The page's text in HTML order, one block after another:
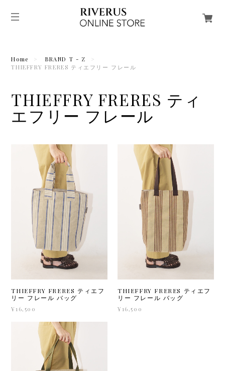
Home
BRAND T - Z
THIEFFRY FRERES ティエフリー フレール
THIEFFRY FRERES ティ
エフリー フレール
THIEFFRY FRERES ティエフ
リー フレール バッグ
¥16,500
THIEFFRY FRERES ティエフ
リー フレール バッグ
¥16,500